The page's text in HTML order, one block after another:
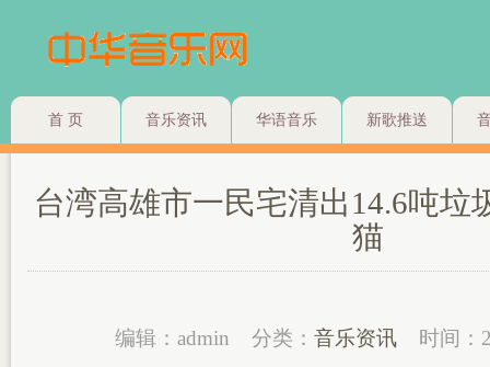
首 页 音乐资讯 华语音乐 新歌推送
台湾高雄市一民宅清出14.6吨垃
猫
编辑：admin 分类： 音乐资讯 时间：